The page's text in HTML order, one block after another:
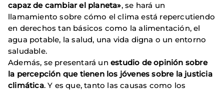
capaz de cambiar el planeta», se hará un
llamamiento sobre cómo el clima está repercutiendo
en derechos tan básicos como la alimentación, el
agua potable, la salud, una vida digna o un entorno
saludable.
Además, se presentará un estudio de opinión sobre
la percepción que tienen los jóvenes sobre la justicia
climática. Y es que, tanto las causas como los